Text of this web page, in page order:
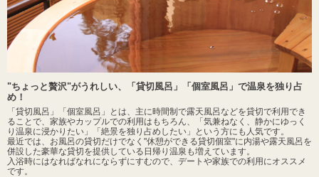
"ちょっと贅沢"がうれしい、「貸切風呂」「個室風呂」で温泉を独り占
め！
「貸切風呂」「個室風呂」とは、主に時間制で露天風呂などを貸切で利用でき
ることで、家族やカップルでの利用はもちろん、「気兼ねなく、静かにゆっく
り温泉に浸かりたい」「絶景を独り占めしたい」という方にも人気です。
最近では、お風呂の貸切だけでなく"休憩ができる貸切個室"に内湯や露天風呂を
併設した豪華な貸切を提供している日帰り温泉も増えています。
入浴時にはなればなれにならずにすむので、デートや家族での利用にオススメ
です。